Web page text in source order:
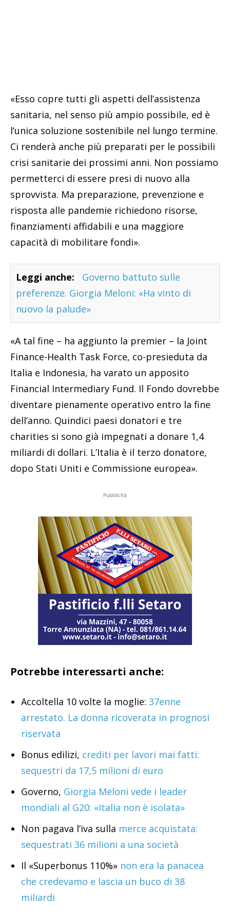
«Esso copre tutti gli aspetti dell’assistenza
sanitaria, nel senso più ampio possibile, ed è
l’unica soluzione sostenibile nel lungo termine.
Ci renderà anche più preparati per le possibili
crisi sanitarie dei prossimi anni. Non possiamo
permetterci di essere presi di nuovo alla
sprovvista. Ma preparazione, prevenzione e
risposta alle pandemie richiedono risorse,
finanziamenti affidabili e una maggiore
capacità di mobilitare fondi».
Leggi anche:
Governo battuto sulle
preferenze. Giorgia Meloni: «Ha vinto di
nuovo la palude»
«A tal fine – ha aggiunto la premier – la Joint
Finance-Health Task Force, co-presieduta da
Italia e Indonesia, ha varato un apposito
Financial Intermediary Fund. Il Fondo dovrebbe
diventare pienamente operativo entro la fine
dell’anno. Quindici paesi donatori e tre
charities si sono già impegnati a donare 1,4
miliardi di dollari. L’Italia è il terzo donatore,
dopo Stati Uniti e Commissione europea».
Pubblicità
Potrebbe interessarti anche:
Accoltella 10 volte la moglie: 37enne
arrestato. La donna ricoverata in prognosi
riservata
Bonus edilizi, crediti per lavori mai fatti:
sequestri da 17,5 milioni di euro
Governo, Giorgia Meloni vede i leader
mondiali al G20: «Italia non è isolata»
Non pagava l’iva sulla merce acquistata:
sequestrati 36 milioni a una società
Il «Superbonus 110%» non era la panacea
che credevamo e lascia un buco di 38
miliardi